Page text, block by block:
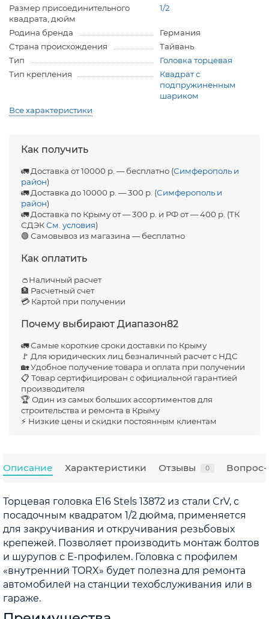
Размер присоединительного
квадрата, дюйм
1/2
Родина бренда
Германия
Страна происхождения
Тайвань
Тип
Головка торцевая
Тип крепления
Квадрат с
подпружиненным
шариком
Все характеристики
Как получить
🚛 Доставка от 10000 р. — бесплатно (Симферополь и
район)
🚛 Доставка до 10000 р. — 300 р. (Симферополь и
район)
🚛 Доставка по Крыму от — 300 р. и РФ от — 400 р. (ТК
СДЭКСм. условия)
🟢 Самовывоз из магазина — бесплатно
Как оплатить
👛Наличный расчет
🏦 Расчетный счет
💳 Картой при получении
Почему выбирают Диапазон82
🚛 Самые короткие сроки доставки по Крыму
🚩 Для юридических лиц безналичный расчет с НДС
🏡 Удобное получение товара и оплата при получении
📋 Товар сертифицирован с официальной гарантией
производителя
🏆 Один из самых больших ассортиментов для
строительства и ремонта в Крыму
⚡ Низкие цены и скидки постоянным клиентам
Описание Характеристики Отзывы 0 Вопрос-
Торцевая головка Е16 Stels 13872 из стали CrV, с
посадочным квадратом 1/2 дюйма, применяется
для закручивания и откручивания резьбовых
крепежей. Позволяет производить монтаж болтов
и шурупов с Е-профилем. Головка с профилем
«внутренний TORX» будет полезна для ремонта
автомобилей на станции техобслуживания или в
гараже.